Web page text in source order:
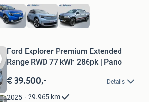
Ford Explorer Premium Extended
Range RWD 77 kWh 286pk | Pano
€ 39.500,- Details
2025 29.965 km